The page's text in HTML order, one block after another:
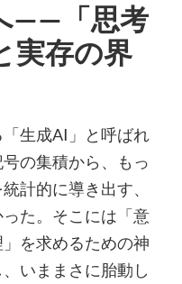
——「思考
実存の界
生成AI」と呼ばれ
の集積から、もっ
計的に導き出す、
た。そこには「意
を求めるための神
いままさに胎動し